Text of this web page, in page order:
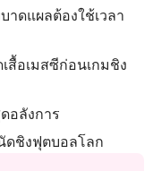
ดแผลต้องใช้เวลา
สื้อเมสซีก่อนเกมชิง
อลังการ
ดชิงฟุตบอลโลก